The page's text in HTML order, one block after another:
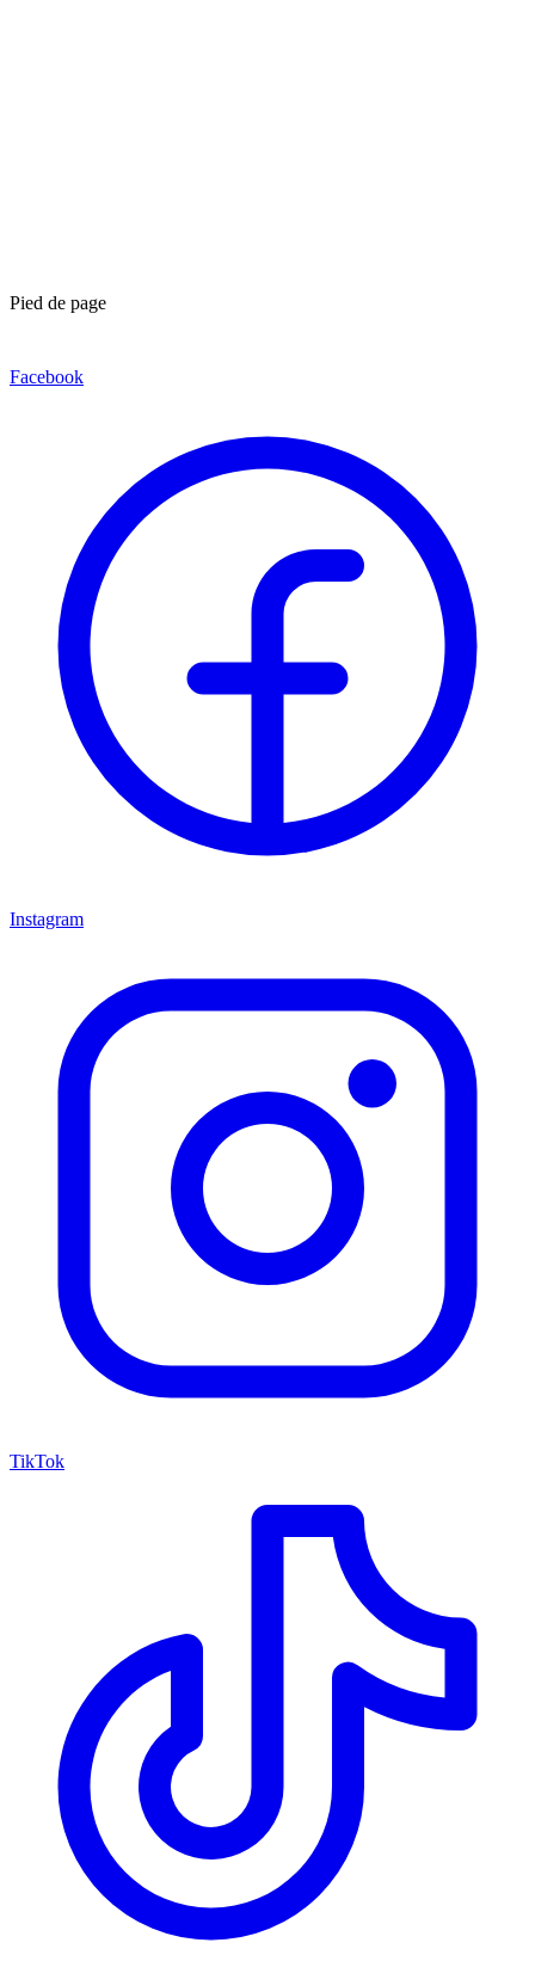
Pied de page
Facebook
Instagram
TikTok